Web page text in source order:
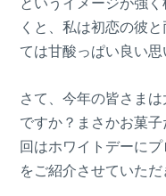
くと、私は初恋の彼
ては甘酸っぱい良い思
さて、今年の皆さま
ですか？まさかお菓
回はホワイトデーに
をご紹介させていただ